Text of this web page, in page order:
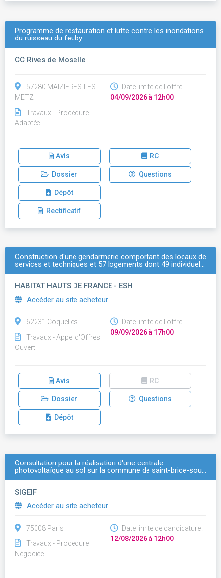
Programme de restauration et lutte contre les inondations
du ruisseau du feuby
CC Rives de Moselle
57280 MAIZIERES-LES-
METZ
Travaux - Procédure
Adaptée
Date limite de l'offre :
04/09/2026 à 12h00
Avis RC
Dossier Questions
Dépôt
Rectificatif
Construction d'une gendarmerie comportant des locaux de
services et techniques et 57 logements dont 49 individuel…
HABITAT HAUTS DE FRANCE - ESH
Accéder au site acheteur
62231 Coquelles
Travaux - Appel d'Offres
Ouvert
Date limite de l'offre :
09/09/2026 à 17h00
Avis RC
Dossier Questions
Dépôt
Consultation pour la réalisation d'une centrale
photovoltaïque au sol sur la commune de saint-brice-sou…
SIGEIF
Accéder au site acheteur
75008 Paris
Travaux - Procédure
Négociée
Date limite de candidature :
12/08/2026 à 12h00